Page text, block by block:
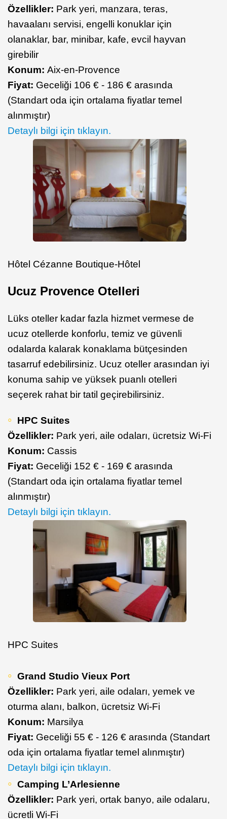
Özellikler: Park yeri, manzara, teras,
havaalanı servisi, engelli konuklar için
olanaklar, bar, minibar, kafe, evcil hayvan
girebilir
Konum: Aix-en-Provence
Fiyat: Geceliği 106 € - 186 € arasında
(Standart oda için ortalama fiyatlar temel
alınmıştır)
Detaylı bilgi için tıklayın.
Hôtel Cézanne Boutique-Hôtel
Ucuz Provence Otelleri
Lüks oteller kadar fazla hizmet vermese de
ucuz otellerde konforlu, temiz ve güvenli
odalarda kalarak konaklama bütçesinden
tasarruf edebilirsiniz. Ucuz oteller arasından iyi
konuma sahip ve yüksek puanlı otelleri
seçerek rahat bir tatil geçirebilirsiniz.
HPC Suites
Özellikler: Park yeri, aile odaları, ücretsiz Wi-Fi
Konum: Cassis
Fiyat: Geceliği 152 € - 169 € arasında
(Standart oda için ortalama fiyatlar temel
alınmıştır)
Detaylı bilgi için tıklayın.
HPC Suites
Grand Studio Vieux Port
Özellikler: Park yeri, aile odaları, yemek ve
oturma alanı, balkon, ücretsiz Wi-Fi
Konum: Marsilya
Fiyat: Geceliği 55 € - 126 € arasında (Standart
oda için ortalama fiyatlar temel alınmıştır)
Detaylı bilgi için tıklayın.
Camping L’Arlesienne
Özellikler: Park yeri, ortak banyo, aile odalaru,
ücretli Wi-Fi